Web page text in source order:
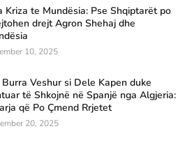
Kriza te Mundësia: Pse Shqiptarët po
drejt Agron Shehaj dhe
10, 2025
Burra Veshur si Dele Kapen duke
të Shkojnë në Spanjë nga Algjeria:
që Po Çmend Rrjetet
20, 2025